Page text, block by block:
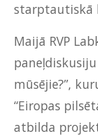
starptautiskā
Maijā RVP
mūsējie?”,
“Eiropas
atbilda